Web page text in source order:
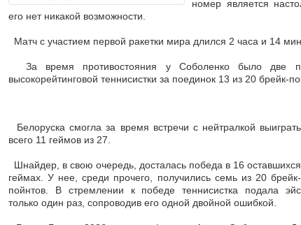
номер является
его нет никакой возможности.
Матч с участием первой ракетки мира длился 2 часа и 14
За время противостояния у Соболенко было две
высокорейтинговой теннисистки за поединок 13 из 20 брейк-
Белоруска смогла за время встречи с нейтралкой выиграть
всего 11 геймов из 27.
Шнайдер, в свою очередь, досталась победа в 16 оставшихся
геймах. У нее, среди прочего, получились семь из 20 брейк-
пойнтов. В стремлении к победе теннисистка подала эйс
только один раз, сопроводив его одной двойной ошибкой.